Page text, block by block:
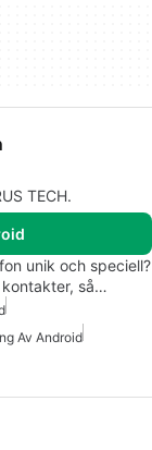
TECH.
unik och speciell?
kontakter, så…
Av Android